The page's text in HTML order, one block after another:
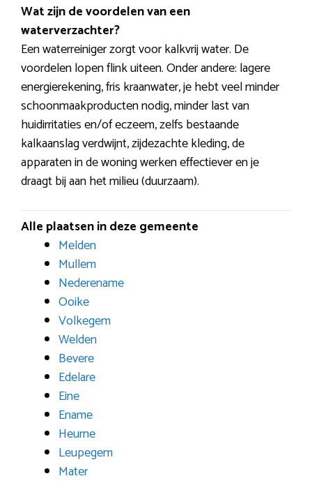
Wat zijn de voordelen van een
waterverzachter?
Een waterreiniger zorgt voor kalkvrij water. De
voordelen lopen flink uiteen. Onder andere: lagere
energierekening, fris kraanwater, je hebt veel minder
schoonmaakproducten nodig, minder last van
huidirritaties en/of eczeem, zelfs bestaande
kalkaanslag verdwijnt, zijdezachte kleding, de
apparaten in de woning werken effectiever en je
draagt bij aan het milieu (duurzaam).
Alle plaatsen in deze gemeente
Melden
Mullem
Nederename
Ooike
Volkegem
Welden
Bevere
Edelare
Eine
Ename
Heurne
Leupegem
Mater